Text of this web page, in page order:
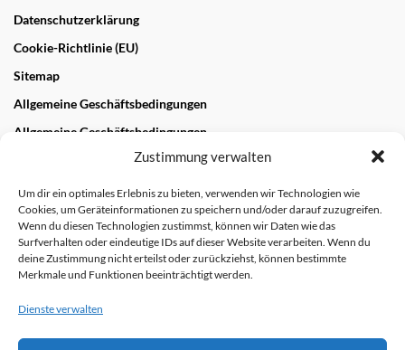
Zustimmung verwalten
Um dir ein optimales Erlebnis zu bieten, verwenden wir Technologien wie
Cookies, um Geräteinformationen zu speichern und/oder darauf zuzugreifen.
Wenn du diesen Technologien zustimmst, können wir Daten wie das
Surfverhalten oder eindeutige IDs auf dieser Website verarbeiten. Wenn du
deine Zustimmung nicht erteilst oder zurückziehst, können bestimmte
Merkmale und Funktionen beeinträchtigt werden.
Dienste verwalten
Datenschutzerklärung
Cookie-Richtlinie (EU)
Sitemap
Allgemeine Geschäftsbedingungen
Allgemeine Geschäftsbedingungen
„Wandern und Genießen“ im Biosphärengebiet und
Geopark Schwäbische Alb
28. OKTOBER 2022